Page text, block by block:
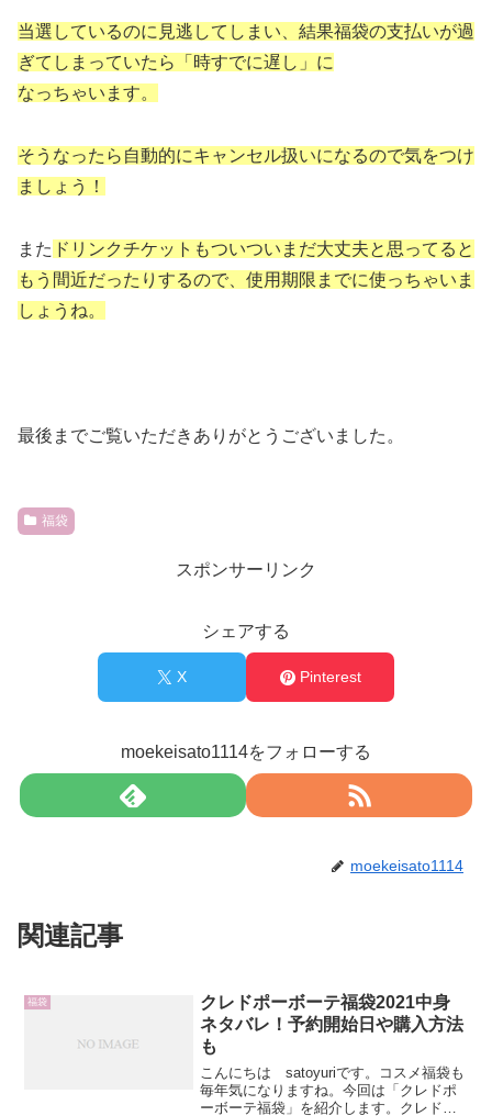
当選しているのに見逃してしまい、結果福袋の支払いが過
ぎてしまっていたら「時すでに遅し」に
なっちゃいます。
そうなったら自動的にキャンセル扱いになるので気をつけ
ましょう！
また ドリンクチケットもついついまだ大丈夫と思ってると
もう間近だったりするので、使用期限までに使っちゃいま
しょうね。
最後までご覧いただきありがとうございました。
福袋
スポンサーリンク
シェアする
X Pinterest
moekeisato1114をフォローする
moekeisato1114
関連記事
福袋
クレドポーボーテ福袋2021中身
ネタバレ！予約開始日や購入方法
も
こんにちは satoyuriです。コスメ福袋も
毎年気になりますね。今回は「クレドポ
ーボーテ福袋」を紹介します。クレドポ